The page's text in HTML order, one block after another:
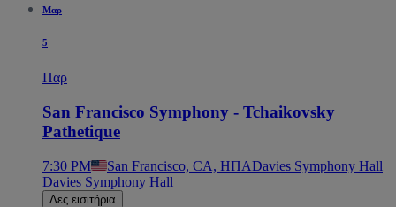
Μαρ
5
Παρ
San Francisco Symphony - Tchaikovsky
Pathetique
7:30 PM San Francisco, CA, ΗΠΑDavies Symphony Hall
Davies Symphony Hall
Δες εισιτήρια